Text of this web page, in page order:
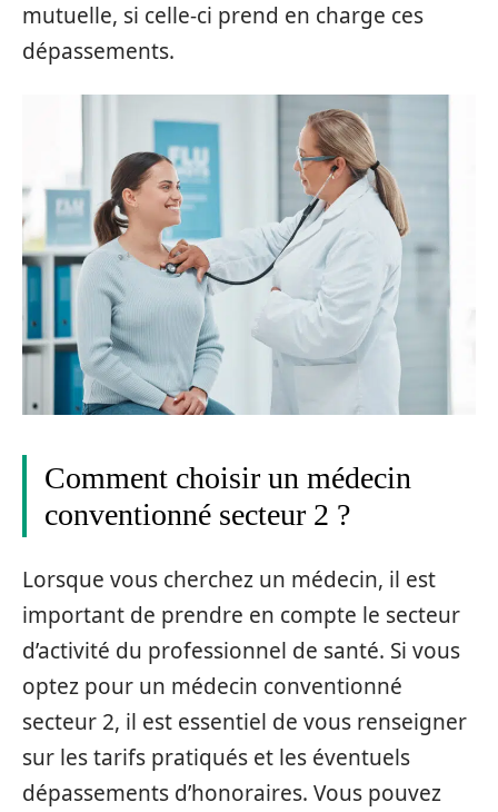
mutuelle, si celle-ci prend en charge ces
dépassements.
Comment choisir un médecin
conventionné secteur 2 ?
Lorsque vous cherchez un médecin, il est
important de prendre en compte le secteur
d’activité du professionnel de santé. Si vous
optez pour un médecin conventionné
secteur 2, il est essentiel de vous renseigner
sur les tarifs pratiqués et les éventuels
dépassements d’honoraires. Vous pouvez